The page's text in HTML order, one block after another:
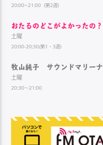
20:00~21:00（第2週）
おたるのどこがよかったの？
土曜
20:00-20:30(第1・3週）
牧山純子 サウンドマリーナ
土曜
20:30～21:00